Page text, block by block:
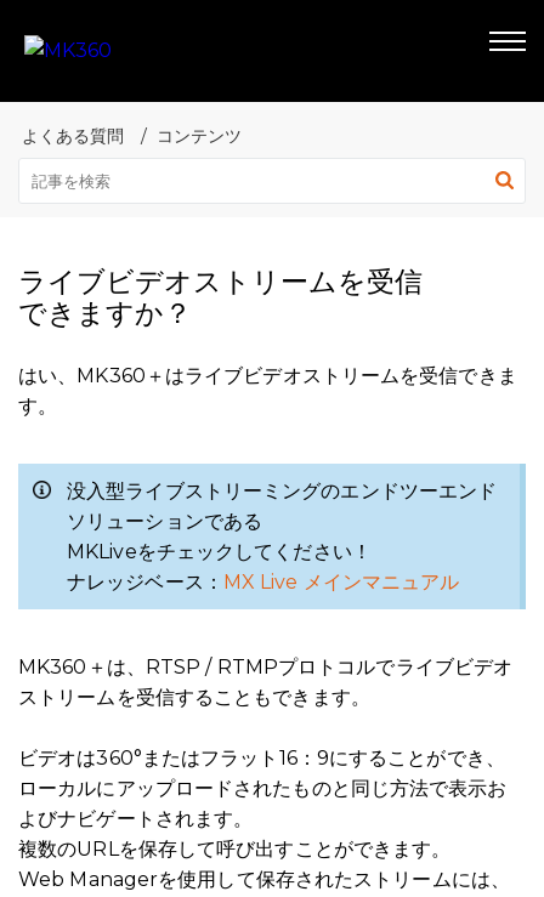
よくある質問 コンテンツ
ライブビデオストリームを受信
できますか？
はい、MK360＋はライブビデオストリームを受信できま
す。
没入型ライブストリーミングのエンドツーエンド
ソリューションである
MKLiveをチェックしてください！
ナレッジベース： MX Live メインマニュアル
MK360＋ は、RTSP / RTMPプロトコルでライブビデオ
ストリームを受信することもできます。
ビデオは360°またはフラット16：9にすることができ、
ローカルにアップロードされたものと同じ方法で表示お
よびナビゲートされます。
複数のURLを保存して呼び出すことができます。
Web Managerを使用して保存されたストリームには、